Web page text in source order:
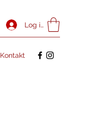
Log ind
Kontakt